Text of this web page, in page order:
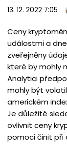
13. 12. 2022 7:05
Ceny
událostmi a
zveřejněny
které by mohly
Analytici
mohly být
americkém
Je důležité
ovlivnit ceny
pomoci činit při